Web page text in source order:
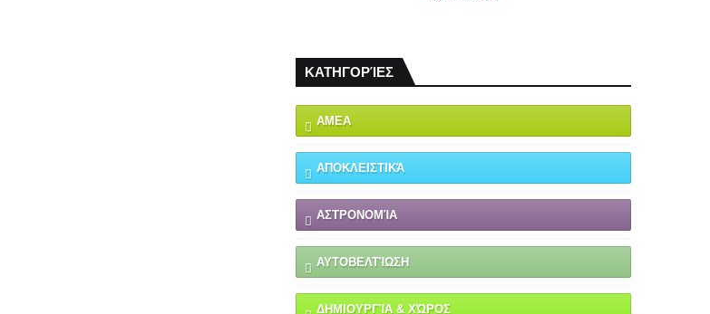
ΚΑΤΗΓΟΡΊΕΣ
ΑΜΕΑ
ΑΠΟΚΛΕΙΣΤΙΚΆ
ΑΣΤΡΟΝΟΜΊΑ
ΑΥΤΟΒΕΛΤΊΩΣΗ
ΔΗΜΙΟΥΡΓΊΑ & ΧΏΡΟΣ